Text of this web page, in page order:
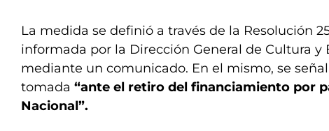
La medida se definió a través de la Resolución
informada por la Dirección General de Cultura y
mediante un comunicado. En el mismo, se
tomada “ante el retiro del financiamiento por
Nacional”.